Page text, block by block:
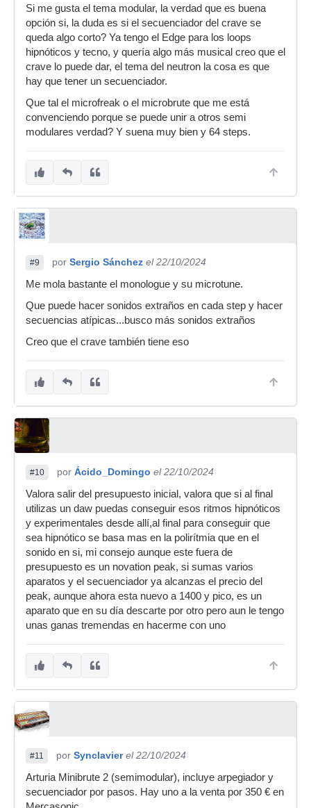
Presupuesto de los dos (de segunda mano pero
en muy buen estado): 100 + 200 = 300 euros
Eso sí, tendrás que hacerte también de tu típico
juego de cables de patcheo de distintas
longitudes: ponle 6 unidades de 60 cm. (para
30 cm.(para para interconectar dentro del mismo
sinte)
Si me gusta el tema modular, la verdad que es buena
opción si, la duda es si el secuenciador del crave se
queda algo corto? Ya tengo el Edge para los loops
hipnóticos y tecno, y quería algo más musical creo que el
crave lo puede dar, el tema del neutron la cosa es que
hay que tener un secuenciador.
Que tal el microfreak o el microbrute que me está
convenciendo porque se puede unir a otros semi
modulares verdad? Y suena muy bien y 64 steps.
#9 por Sergio Sánchez el 22/10/2024
Me mola bastante el monologue y su microtune.
Que puede hacer sonidos extraños en cada step y hacer
secuencias atípicas...busco más sonidos extraños
Creo que el crave también tiene eso
#10 por Ácido_Domingo el 22/10/2024
Valora salir del presupuesto inicial, valora que si al final
utilizas un daw puedas conseguir esos ritmos hipnóticos
y experimentales desde allí,al final para conseguir que
sea hipnótico se basa mas en la polirítmia que en el
sonido en si, mi consejo aunque este fuera de
presupuesto es un novation peak, si sumas varios
aparatos y el secuenciador ya alcanzas el precio del
peak, aunque ahora esta nuevo a 1400 y pico, es un
aparato que en su día descarte por otro pero aun le tengo
unas ganas tremendas en hacerme con uno
#11 por Synclavier el 22/10/2024
Arturia Minibrute 2 (semimodular), incluye arpegiador y
secuenciador por pasos. Hay uno a la venta por 350 € en